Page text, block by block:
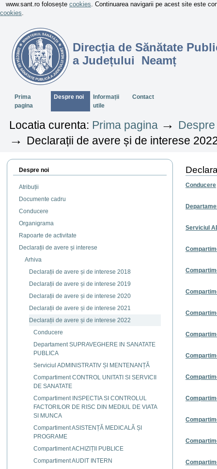
www.sant.ro folosește cookies. Continuarea navigarii pe acest site este
cookies.
Direcția de Sănătate
a Județului Neamț
SectiuniPrima
pagina
Despre noi
Informații
utile
Contact
Locatia curenta: Prima pagina →
→ Declarații de avere și de interese
Despre noi
Atribuții
Documente cadru
Conducere
Organigrama
Rapoarte de activitate
Declarații de avere și interese
Arhiva
Declarații de avere și de interese 2018
Declarații de avere și de interese 2019
Declarații de avere și de interese 2020
Declarații de avere și de interese 2021
Declarații de avere și de interese 2022
Conducere
Departament SUPRAVEGHERE IN SANATATE
PUBLICA
Serviciul ADMINISTRATIV ȘI MENTENANȚĂ
Compartiment CONTROL UNITATI SI SERVICII
DE SANATATE
Compartiment INSPECTIA SI CONTROLUL
FACTORILOR DE RISC DIN MEDIUL DE VIATA
SI MUNCA
Compartiment ASISTENȚĂ MEDICALĂ ȘI
PROGRAME
Compartiment ACHIZIȚII PUBLICE
Compartiment AUDIT INTERN
Conducere
Serviciul